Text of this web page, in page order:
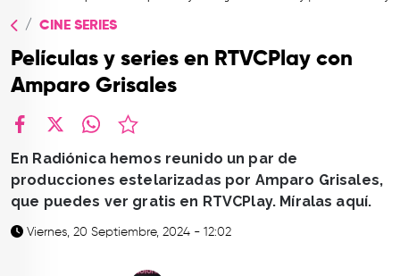
CONTACTO
CINE SERIES
Películas y series en RTVCPlay con
Amparo Grisales
En Radiónica hemos reunido un par de
producciones estelarizadas por Amparo Grisales,
que puedes ver gratis en RTVCPlay. Míralas aquí.
Viernes, 20 Septiembre, 2024 - 12:02